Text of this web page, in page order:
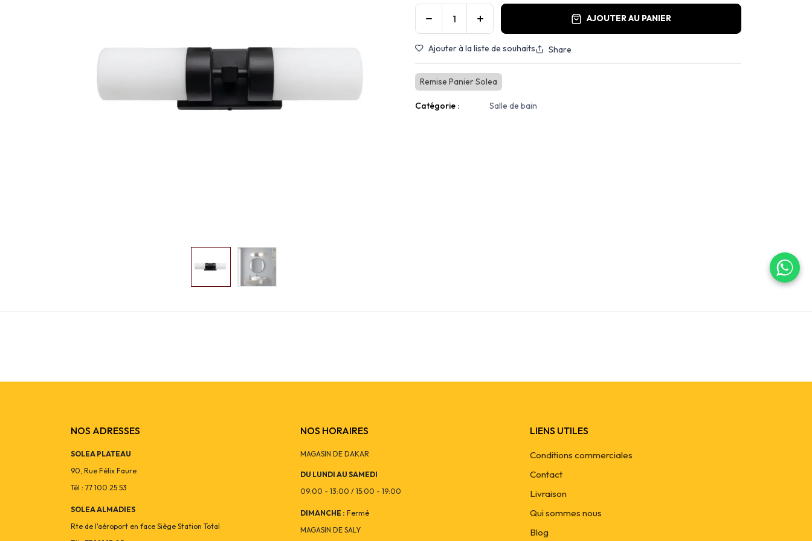
AJOUTER AU PANIER
Ajouter à la liste de souhaits Share
Remise Panier Solea
Catégorie : Salle de bain
NOS ADRESSES
SOLEA PLATEAU
90, Rue Félix Faure
Tél : 77 100 25 53
SOLEA ALMADIES
Rte de l'aéroport en face Siège Station Total
NOS HORAIRES
MAGASIN DE DAKAR
DU LUNDI AU SAMEDI
09:00 - 13:00 / 15:00 - 19:00
DIMANCHE : Fermé
MAGASIN DE SALY
LIENS UTILES
Conditions commerciales
Contact
Livraison
Qui sommes nous
Blog